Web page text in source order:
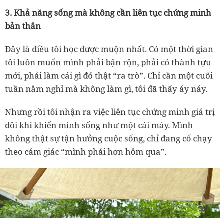
3. Khả năng sống mà không cần liên tục chứng minh
bản thân
Đây là điều tôi học được muộn nhất. Có một thời gian
tôi luôn muốn mình phải bận rộn, phải có thành tựu
mới, phải làm cái gì đó thật “ra trò”. Chỉ cần một cuối
tuần nằm nghỉ mà không làm gì, tôi đã thấy áy náy.
Nhưng rồi tôi nhận ra việc liên tục chứng minh giá trị
đôi khi khiến mình sống như một cái máy. Mình
không thật sự tận hưởng cuộc sống, chỉ đang cố chạy
theo cảm giác “mình phải hơn hôm qua”.